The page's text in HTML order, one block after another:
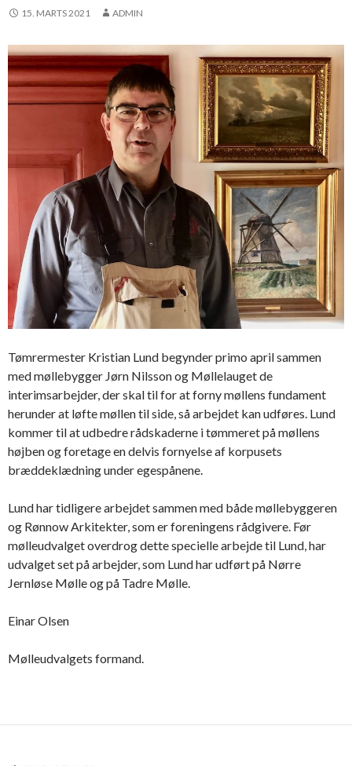
15. MARTS 2021 ADMIN
Tømrermester Kristian Lund begynder primo april sammen
med møllebygger Jørn Nilsson og Møllelauget de
interimsarbejder, der skal til for at forny møllens fundament
herunder at løfte møllen til side, så arbejdet kan udføres. Lund
kommer til at udbedre rådskaderne i tømmeret på møllens
højben og foretage en delvis fornyelse af korpusets
bræddeklædning under egespånene.
Lund har tidligere arbejdet sammen med både møllebyggeren
og Rønnow Arkitekter, som er foreningens rådgivere. Før
mølleudvalget overdrog dette specielle arbejde til Lund, har
udvalget set på arbejder, som Lund har udført på Nørre
Jernløse Mølle og på Tadre Mølle.
Einar Olsen
Mølleudvalgets formand.